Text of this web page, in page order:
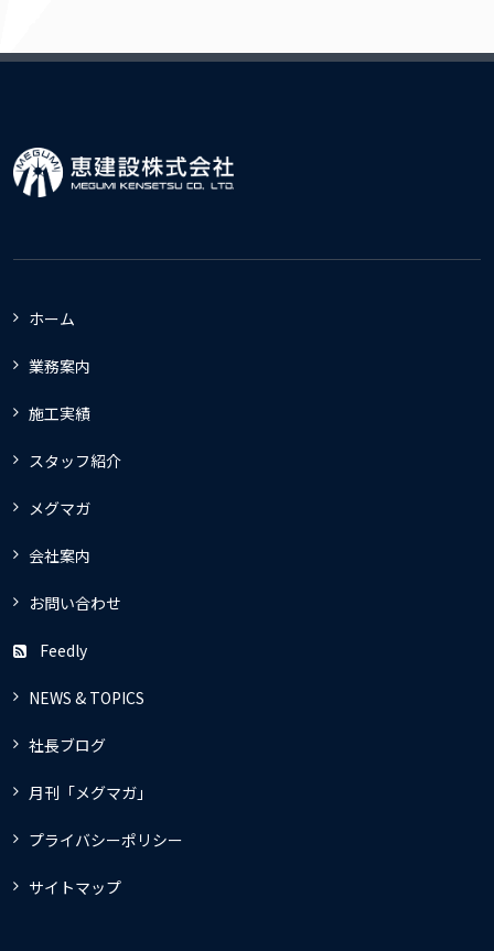
ホーム
業務案内
施工実績
スタッフ紹介
メグマガ
会社案内
お問い合わせ
Feedly
NEWS & TOPICS
社長ブログ
月刊「メグマガ」
プライバシーポリシー
サイトマップ